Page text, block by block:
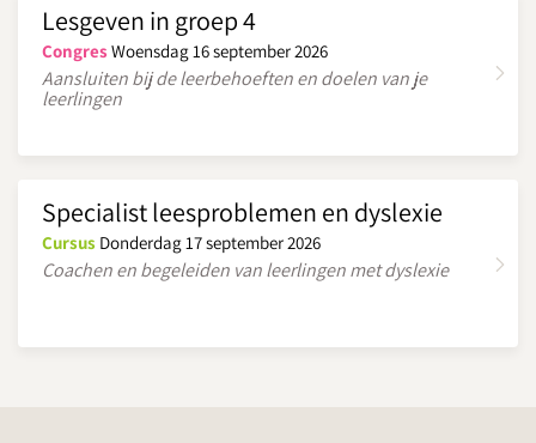
Lesgeven in groep 4
Congres Woensdag 16 september 2026
Aansluiten bij de leerbehoeften en doelen van je
leerlingen
Specialist leesproblemen en dyslexie
Cursus Donderdag 17 september 2026
Coachen en begeleiden van leerlingen met dyslexie